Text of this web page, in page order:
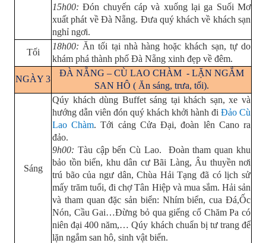
15h00: Đón chuyến cáp và xuống lại ga Suối Mơ
xuất phát về Đà Nẵng. Đưa quý khách về khách sạn
nghỉ ngơi.
Tối
18h00: Ăn tối tại nhà hàng hoặc khách sạn, tự do
khám phá thành phố Đà Nẵng xinh đẹp về đêm.
NGÀY 3
ĐÀ NẴNG – CÙ LAO CHÀM - LẶN NGẮM
SAN HÔ ( Ăn sáng, trưa, tối).
Sáng
Qúy khách dùng Buffet sáng tại khách sạn, xe và
hướng dẫn viên đón quý khách khởi hành đi Đảo Cù
Lao Chàm. Tới cảng Cửa Đại, đoàn lên Cano ra
đảo.
9h00: Tàu cập bến Cù Lao. Đoàn tham quan khu
bảo tồn biển, khu dân cư Bãi Làng, Âu thuyền nơi
trú bão của ngư dân, Chùa Hải Tạng đã có lịch sử
mấy trăm tuổi, đi chợ Tân Hiệp và mua sắm. Hải sản
và tham quan đặc sản biển: Nhím biển, cua Đá,Ốc
Nón, Cầu Gai…Đừng bỏ qua giếng cổ Chăm Pa có
niên đại 400 năm,… Qúy khách chuẩn bị tư trang để
lặn ngắm san hô, sinh vật biển.